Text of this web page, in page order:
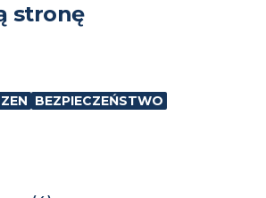
stronę
BEZPIECZEŃSTWO